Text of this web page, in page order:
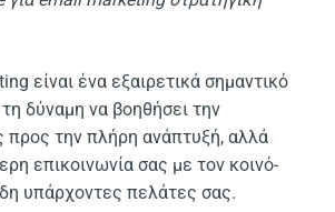
είναι ένα εξαιρετικά σημαντικό
δύναμη να βοηθήσει την
προς την πλήρη ανάπτυξή, αλλά
επικοινωνία σας με τον κοινό-
υπάρχοντες πελάτες σας.